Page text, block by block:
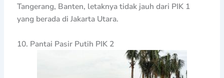
Tangerang, Banten, letaknya tidak jauh dari PIK 1
yang berada di Jakarta Utara.
10. Pantai Pasir Putih PIK 2